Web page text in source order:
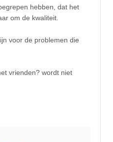
hebben, dat het
om de kwaliteit.
voor de problemen die
vrienden? wordt niet